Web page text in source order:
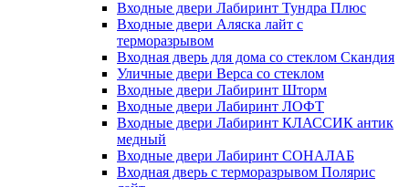
Входные двери Лабиринт Тундра Плюс
Входные двери Аляска лайт с
терморазрывом
Входная дверь для дома со стеклом Скандия
Уличные двери Верса со стеклом
Входные двери Лабиринт Шторм
Входные двери Лабиринт ЛОФТ
Входные двери Лабиринт КЛАССИК антик
медный
Входные двери Лабиринт СОНАЛАБ
Входная дверь с терморазрывом Полярис